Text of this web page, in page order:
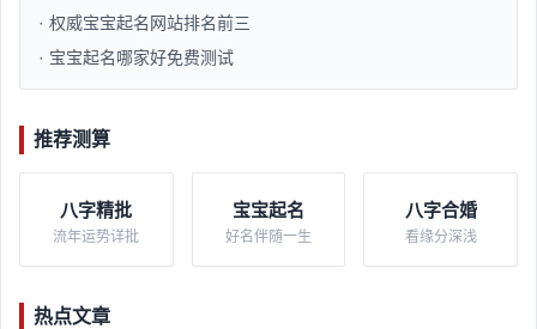
· 权威宝宝起名网站排名前三​
· 宝宝起名哪家好免费测试​
推荐测算
八字精批
流年运势详批
宝宝起名
好名伴随一生
八字合婚
看缘分深浅
热点文章